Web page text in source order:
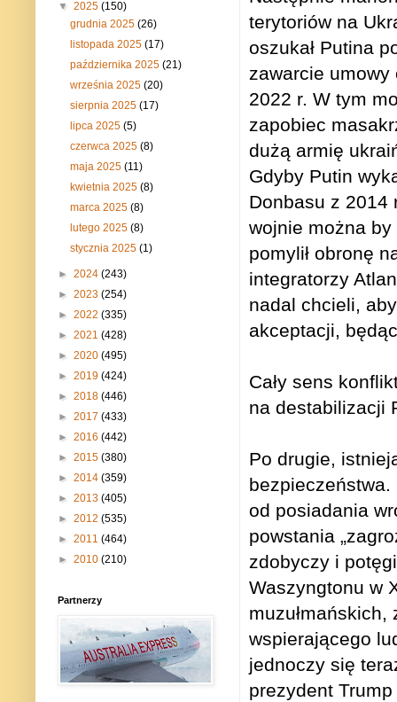
terytoriów na
oszukał Putina
zawarcie
2022 r. W tym
zapobiec
dużą armię
Gdyby Putin
Donbasu z 2014
wojnie można
pomylił obronę
integratorzy
nadal chcieli,
akceptacji,
Cały sens
na destabilizacji
Po drugie,
bezpieczeństwa.
od posiadania
powstania
zdobyczy i
Waszyngtonu w
wspierającego
jednoczy się
prezydent
▼ 2025 (150)
grudnia 2025(26)
listopada 2025(17)
października 2025(21)
września 2025(20)
sierpnia 2025(17)
lipca 2025(5)
czerwca 2025(8)
maja 2025(11)
kwietnia 2025(8)
marca 2025(8)
lutego 2025(8)
stycznia 2025(1)
► 2024 (243)
► 2023 (254)
► 2022 (335)
► 2021 (428)
► 2020 (495)
► 2019 (424)
► 2018 (446)
► 2017 (433)
► 2016 (442)
► 2015 (380)
► 2014 (359)
► 2013 (405)
► 2012 (535)
► 2011 (464)
► 2010 (210)
Partnerzy